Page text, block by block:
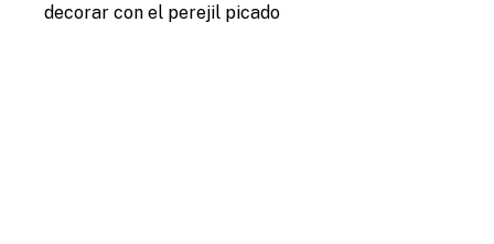
decorar con el perejil picado